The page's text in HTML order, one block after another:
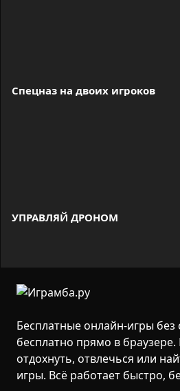
Спецназ на двоих игроков
УПРАВЛЯЙ ДРОНОМ
Бесплатные онлайн-игры
бесплатно прямо в
отдохнуть, отвлечься или
игры. Всё работает быстро,